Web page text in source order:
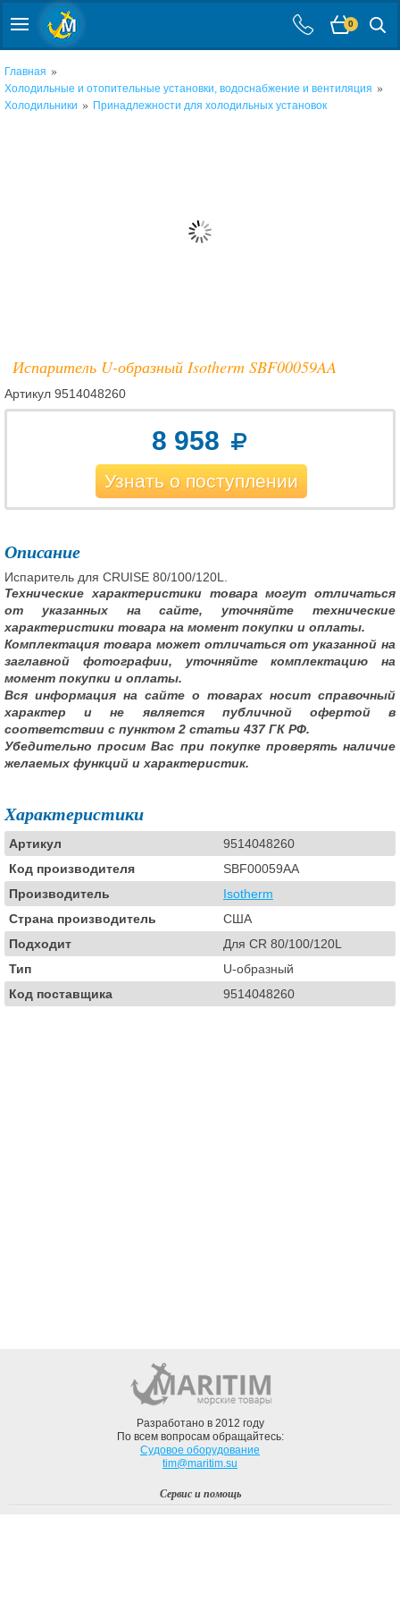
0
Главная »
Холодильные и отопительные установки, водоснабжение и вентиляция »
Холодильники » Принадлежности для холодильных установок
Испаритель U-образный Isotherm SBF00059AA
Артикул 9514048260
8 958
Узнать о поступлении
Описание
Испаритель для CRUISE 80/100/120L.
Технические характеристики товара могут отличаться
от указанных на сайте, уточняйте технические
характеристики товара на момент покупки и оплаты.
Комплектация товара может отличаться от указанной на
заглавной фотографии, уточняйте комплектацию на
момент покупки и оплаты.
Вся информация на сайте о товарах носит справочный
характер и не является публичной офертой в
соответствии с пунктом 2 статьи 437 ГК РФ.
Убедительно просим Вас при покупке проверять наличие
желаемых функций и характеристик.
Характеристики
Артикул
9514048260
Код производителя
SBF00059AA
Производитель
Isotherm
Страна производитель
США
Подходит
Для CR 80/100/120L
Тип
U-образный
Код поставщика
9514048260
Разработано в 2012 году
По всем вопросам обращайтесь:
Судовое оборудование
tim@maritim.su
Сервис и помощь